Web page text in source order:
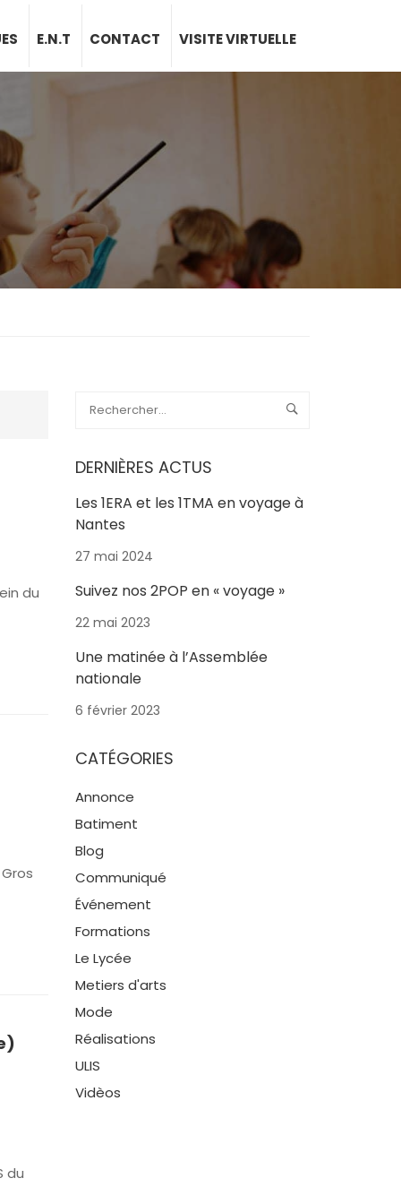
E.N.T CONTACT VISITE VIRTUELLE
du
du
DERNIÈRES ACTUS
Les 1ERA et les 1TMA en voyage à
Nantes
27 mai 2024
Suivez nos 2POP en « voyage »
22 mai 2023
Une matinée à l’Assemblée
nationale
6 février 2023
CATÉGORIES
Annonce
Batiment
Blog
Communiqué
Événement
Formations
Le Lycée
Metiers d'arts
Mode
Réalisations
ULIS
Vidèos